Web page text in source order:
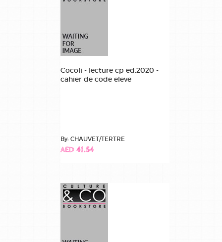
Cocoli - lecture cp ed.2020 -
cahier de code eleve
By: CHAUVET/TERTRE
AED 41.54